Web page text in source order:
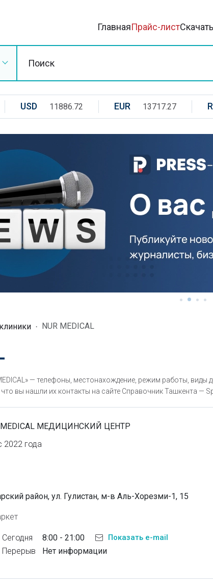
ГлавнаяПрайс-лист
USD 11886.72 EUR 13717.27
NUR MEDICAL
— телефоны, местонахождение, режим работы, виды
вы нашли их контакты на сайте Справочник Ташкента —
MEDICAL МЕДИЦИНСКИЙ ЦЕНТР
2022 года
район, ул. Гулистан, м-в Аль-Хорезми-1, 15
Сегодня
Перерыв
8:00 - 21:00
Нет информации
Показать e-mail